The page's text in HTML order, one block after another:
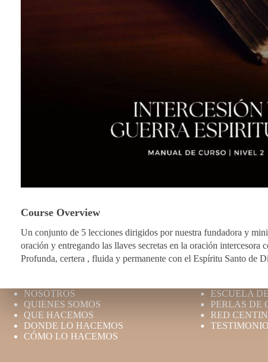
Course Overview
Un conjunto de 5 lecciones dirigidos por nuestra fundadora y
oración y entregando las llaves secretas en la oración
Profunda, certera , fluida y permanente con el Espíritu Santo de
NOSOTROS
QUIENES SOMOS
QUE HACEMOS
DONDE LO HACEMOS
CÓMO LO HACEMOS
ESCUELA
PERLAS DE
RED